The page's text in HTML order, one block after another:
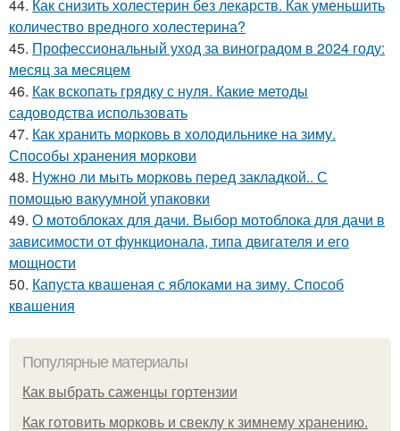
44. Как снизить холестерин без лекарств. Как уменьшить
количество вредного холестерина?
45. Профессиональный уход за виноградом в 2024 году:
месяц за месяцем
46. Как вскопать грядку с нуля. Какие методы
садоводства использовать
47. Как хранить морковь в холодильнике на зиму.
Способы хранения моркови
48. Нужно ли мыть морковь перед закладкой.. С
помощью вакуумной упаковки
49. О мотоблоках для дачи. Выбор мотоблока для дачи в
зависимости от функционала, типа двигателя и его
мощности
50. Капуста квашеная с яблоками на зиму. Способ
квашения
Популярные материалы
Как выбрать саженцы гортензии
Как готовить морковь и свеклу к зимнему хранению.